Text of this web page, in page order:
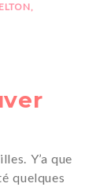
Y’a que
quelques